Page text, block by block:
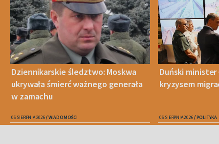
Dziennikarskie śledztwo: Moskwa
ukrywała śmierć ważnego generała
w zamachu
06 SIERPNIA 2026 WIADOMOŚCI
Duński minister
kryzysem
06 SIERPNIA 2026 POLITYKA